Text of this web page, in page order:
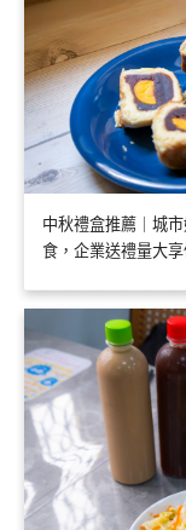
中秋禮盒推薦｜城
食，企業送禮量大享